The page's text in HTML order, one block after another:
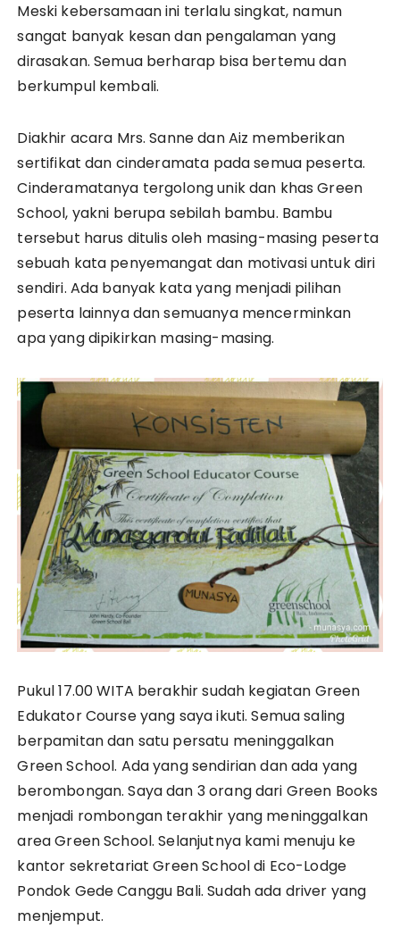
Meski kebersamaan ini terlalu singkat, namun
sangat banyak kesan dan pengalaman yang
dirasakan. Semua berharap bisa bertemu dan
berkumpul kembali.
Diakhir acara Mrs. Sanne dan Aiz memberikan
sertifikat dan cinderamata pada semua peserta.
Cinderamatanya tergolong unik dan khas Green
School, yakni berupa sebilah bambu. Bambu
tersebut harus ditulis oleh masing-masing peserta
sebuah kata penyemangat dan motivasi untuk diri
sendiri. Ada banyak kata yang menjadi pilihan
peserta lainnya dan semuanya mencerminkan
apa yang dipikirkan masing-masing.
Pukul 17.00 WITA berakhir sudah kegiatan Green
Edukator Course yang saya ikuti. Semua saling
berpamitan dan satu persatu meninggalkan
Green School. Ada yang sendirian dan ada yang
berombongan. Saya dan 3 orang dari Green Books
menjadi rombongan terakhir yang meninggalkan
area Green School. Selanjutnya kami menuju ke
kantor sekretariat Green School di Eco-Lodge
Pondok Gede Canggu Bali. Sudah ada driver yang
menjemput.